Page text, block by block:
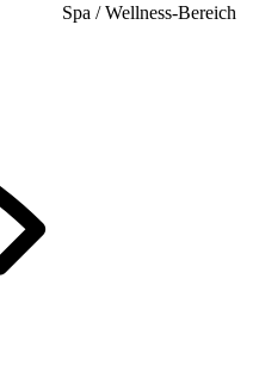
Spa / Wellness-Bereich